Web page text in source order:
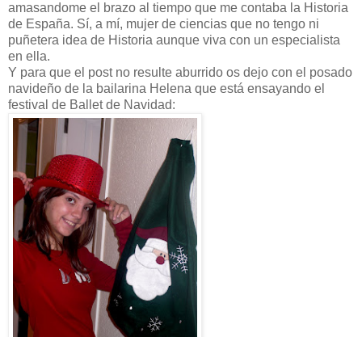
amasandome el brazo al tiempo que me contaba la Historia
de España. Sí, a mí, mujer de ciencias que no tengo ni
puñetera idea de Historia aunque viva con un especialista
en ella.
Y para que el post no resulte aburrido os dejo con el posado
navideño de la bailarina Helena que está ensayando el
festival de Ballet de Navidad: